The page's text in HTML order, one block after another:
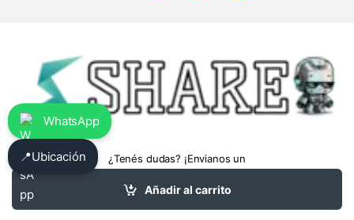
Añadir al carrito
¿Tenés dudas? ¡Envianos un
whatsapp!
3413475962
WhatsApp
📍Ubicación